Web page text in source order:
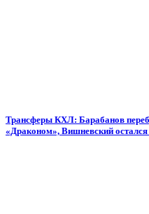
Трансферы КХЛ: Барабанов
«Драконом», Вишневский остался